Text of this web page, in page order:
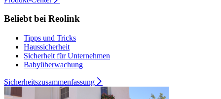
Beliebt bei Reolink
Tipps und Tricks
Haussicherheit
Sicherheit für Unternehmen
Babyüberwachung
Sicherheitszusammenfassung